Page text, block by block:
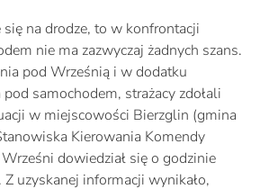
się na drodze, to w konfrontacji
nie ma zazwyczaj żadnych szans.
pod Wrześnią i w dodatku
samochodem, strażacy zdołali
w miejscowości Bierzglin (gmina
Kierowania Komendy
dowiedział się o godzinie
uzyskanej informacji wynikało,